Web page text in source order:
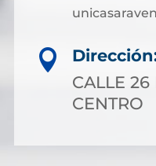

CALLE 26
CENTRO